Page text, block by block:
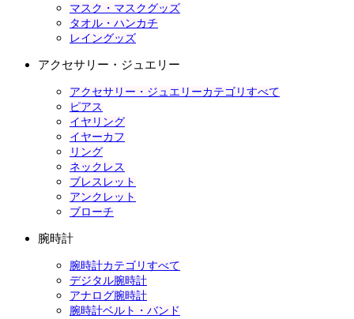
マスク・マスクグッズ
タオル・ハンカチ
レイングッズ
アクセサリー・ジュエリー
アクセサリー・ジュエリーカテゴリすべて
ピアス
イヤリング
イヤーカフ
リング
ネックレス
ブレスレット
アンクレット
ブローチ
腕時計
腕時計カテゴリすべて
デジタル腕時計
アナログ腕時計
腕時計ベルト・バンド